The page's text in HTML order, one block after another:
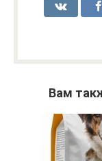
Вам